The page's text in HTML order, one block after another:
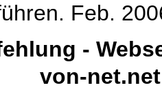
Feb.
-
von-net.net